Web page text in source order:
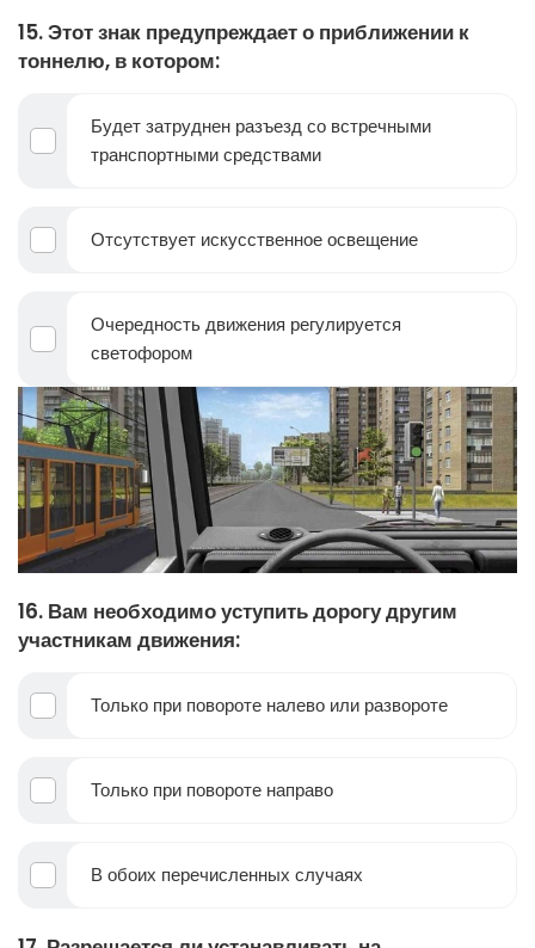
15. Этот знак предупреждает о приближении к
тоннелю, в котором:
Будет затруднен разъезд со встречными
транспортными средствами
Отсутствует искусственное освещение
Очередность движения регулируется
светофором
16. Вам необходимо уступить дорогу другим
участникам движения:
Только при повороте налево или развороте
Только при повороте направо
В обоих перечисленных случаях